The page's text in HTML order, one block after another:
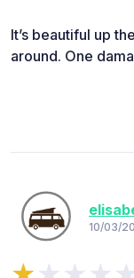
It’s beautiful up
around. One
10/03/